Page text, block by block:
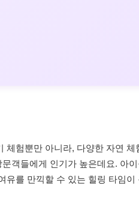
체험뿐만 아니라, 다양한 자연 체
객들에게 인기가 높은데요. 아
유를 만끽할 수 있는 힐링 타임이